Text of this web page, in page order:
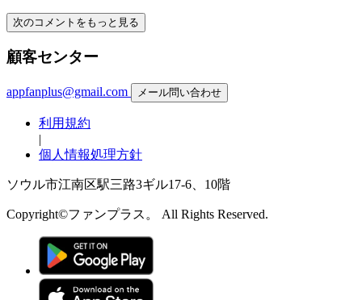
次のコメントをもっと見る
顧客センター
appfanplus@gmail.com メール問い合わせ
利用規約
|
個人情報処理方針
ソウル市江南区駅三路3ギル17-6、10階
Copyright©ファンプラス。 All Rights Reserved.